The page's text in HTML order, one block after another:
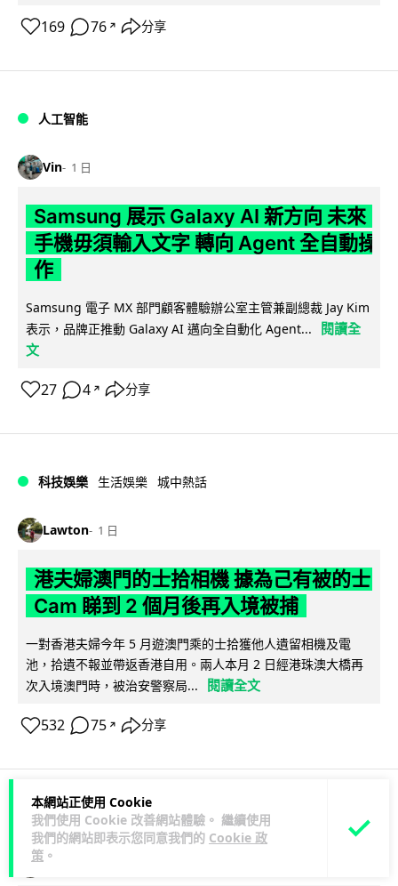
本網站正使用 Cookie
我們使用 Cookie 改善網站體驗。 繼續使用
我們的網站即表示您同意我們的 Cookie 政
策 。
169 76 ↗ 分享
人工智能
Vin 1 日
Samsung 展示 Galaxy AI 新方向 未來
手機毋須輸入文字 轉向 Agent 全自動操
作
Samsung 電子 MX 部門顧客體驗辦公室主管兼副總裁 Jay Kim
表示，品牌正推動 Galaxy AI 邁向全自動化 Agent...
閱讀全
文
27 4 ↗ 分享
科技娛樂 生活娛樂 城中熱話
Lawton 1 日
港夫婦澳門的士拾相機 據為己有被的士
Cam 睇到 2 個月後再入境被捕
一對香港夫婦今年 5 月遊澳門乘的士拾獲他人遺留相機及電
池，拾遺不報並帶返香港自用。兩人本月 2 日經港珠澳大橋再
次入境澳門時，被治安警察局...
閱讀全文
532 75 ↗ 分享
3C科技 家居無線
Vin